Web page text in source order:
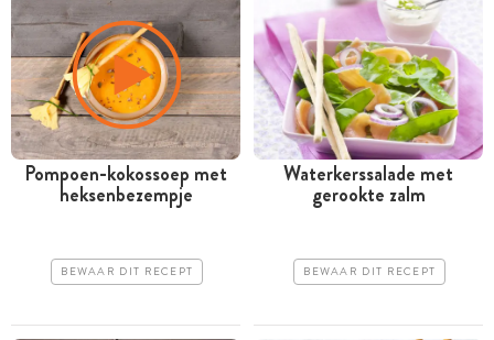
Pompoen-kokossoep met
heksenbezempje
BEWAAR DIT RECEPT
Waterkerssalade met
gerookte zalm
BEWAAR DIT RECEPT